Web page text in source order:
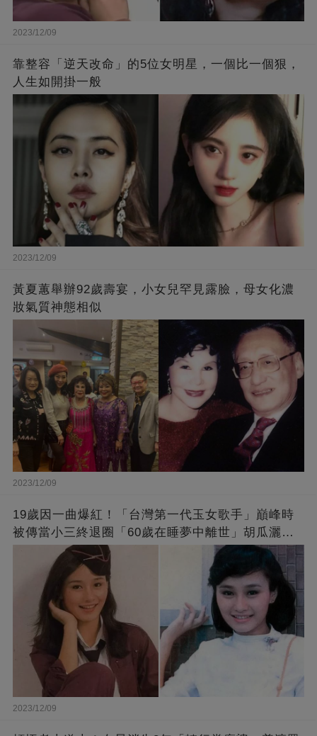
2023/12/09
靠整容「逆天改命」的5位女明星，一個比一個狠，
人生如開掛一般
2023/12/09
黃夏蕙舉辦92歲壽宴，小女兒罕見露臉，母女化濃
妝氣質神態相似
2023/12/09
19歲因一曲爆紅！「台灣第一代玉女歌手」巔峰時
被傳當小三終退圈「60歲在睡夢中離世」胡瓜灑淚
2023/12/09